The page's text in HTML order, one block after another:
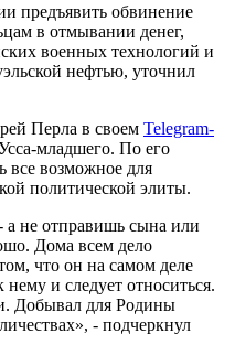
обвинение
в отмывании денег,
военных технологий и
нефтью, уточнил
Перла в своем Telegram-
младшего. По его
возможное для
политической элиты.
а не отправишь сына или
Дома всем дело
что он на самом деле
и следует относиться.
Добывал для Родины
- подчеркнул